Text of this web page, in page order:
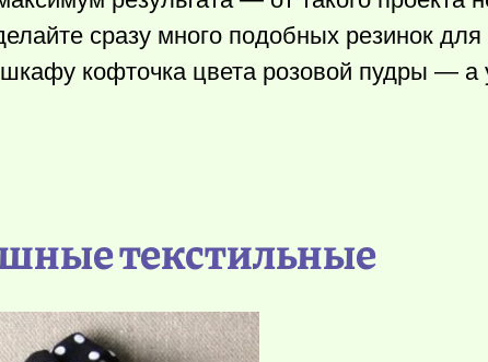
сразу много подобных резинок
кофточка цвета розовой пудры — а
текстильные